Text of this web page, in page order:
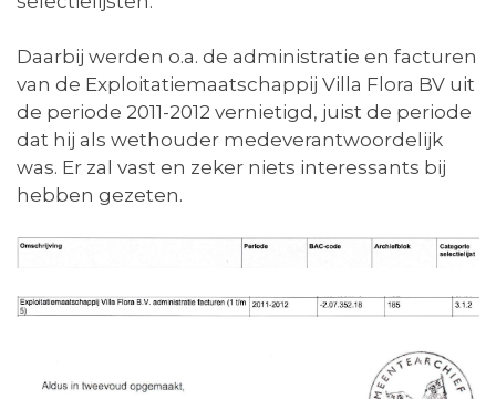
Daarbij werden o.a. de administratie en facturen
van de Exploitatiemaatschappij Villa Flora BV uit
de periode 2011-2012 vernietigd, juist de periode
dat hij als wethouder medeverantwoordelijk
was. Er zal vast en zeker niets interessants bij
hebben gezeten.